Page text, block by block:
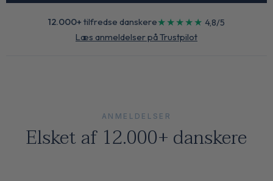
12.000+ tilfredse danskere★★★★★ 4,8/5
Læs anmeldelser på Trustpilot
ANMELDELSER
Elsket af 12.000+ danskere